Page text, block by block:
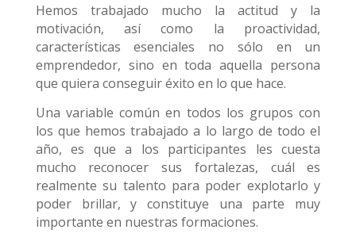
Hemos trabajado mucho la actitud y la
motivación, así como la proactividad,
características esenciales no sólo en un
emprendedor, sino en toda aquella persona
que quiera conseguir éxito en lo que hace.
Una variable común en todos los grupos con
los que hemos trabajado a lo largo de todo el
año, es que a los participantes les cuesta
mucho reconocer sus fortalezas, cuál es
realmente su talento para poder explotarlo y
poder brillar, y constituye una parte muy
importante en nuestras formaciones.